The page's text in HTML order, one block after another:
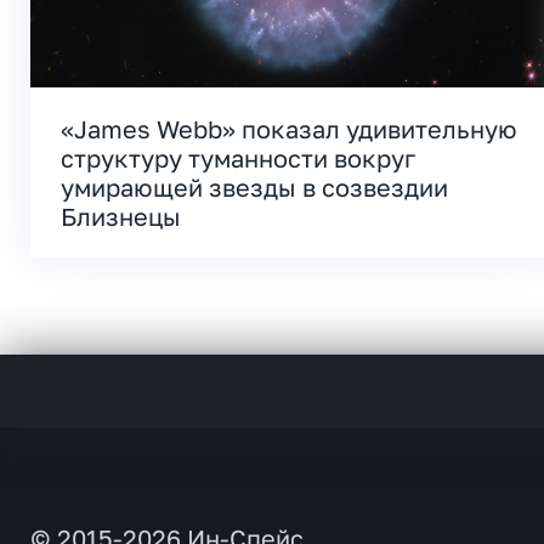
«James Webb» показал удивительную
структуру туманности вокруг
умирающей звезды в созвездии
Близнецы
© 2015-2026 Ин-Спейс.